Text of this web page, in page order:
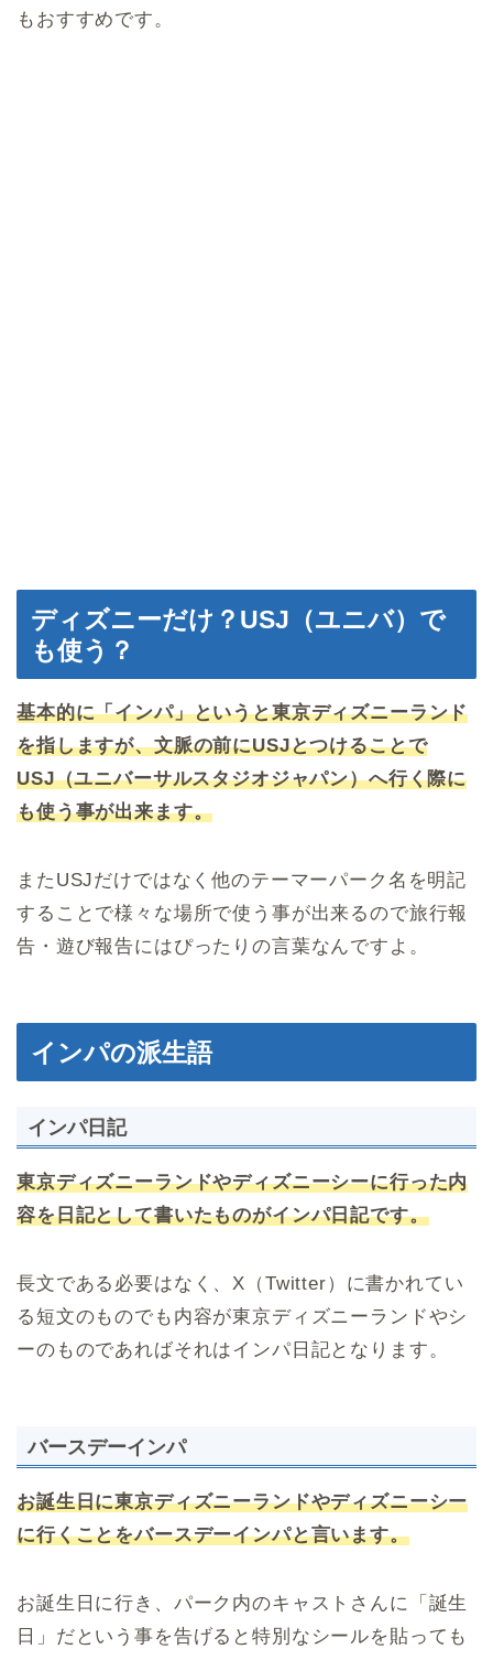
もおすすめです。
ディズニーだけ？USJ（ユニバ）で
も使う？
基本的に「インパ」というと東京ディズニーランド
を指しますが、文脈の前にUSJとつけることで
USJ（ユニバーサルスタジオジャパン）へ行く際に
も使う事が出来ます。
またUSJだけではなく他のテーマーパーク名を明記
することで様々な場所で使う事が出来るので旅行報
告・遊び報告にはぴったりの言葉なんですよ。
インパの派生語
インパ日記
東京ディズニーランドやディズニーシーに行った内
容を日記として書いたものがインパ日記です。
長文である必要はなく、X（Twitter）に書かれてい
る短文のものでも内容が東京ディズニーランドやシ
ーのものであればそれはインパ日記となります。
バースデーインパ
お誕生日に東京ディズニーランドやディズニーシー
に行くことをバースデーインパと言います。
お誕生日に行き、パーク内のキャストさんに「誕生
日」だという事を告げると特別なシールを貼っても